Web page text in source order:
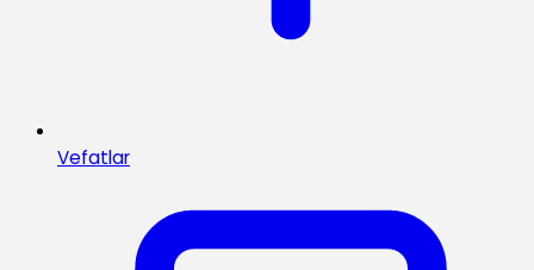
Vefatlar